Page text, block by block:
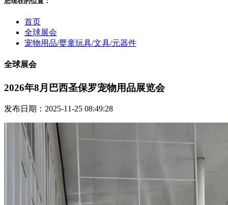
首页
全球展会
宠物用品/婴童玩具/文具/元器件
全球展会
2026年8月巴西圣保罗宠物用品展览会
发布日期：2025-11-25 08:49:28